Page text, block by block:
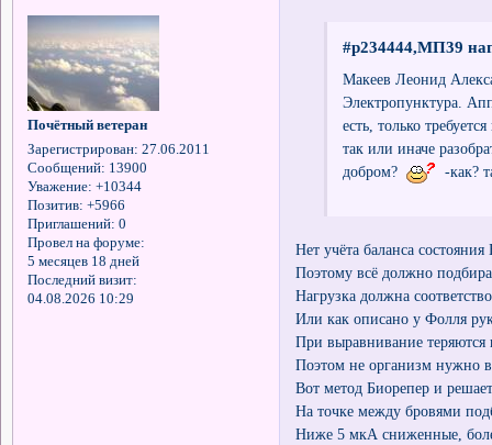
Почётный ветеран
Зарегистрирован: 27.06.2011
Сообщений: 13900
Уважение: +10344
Позитив: +5966
Приглашений: 0
Провел на форуме:
5 месяцев 18 дней
Последний визит:
04.08.2026 10:29
#p234444,МП39
Макеев Леонид
Электропунктура.
есть, только
так или иначе
добром?
-как?
Нет учёта баланса
Поэтому всё должно
Нагрузка должна
Или как описано у Фолля
При выравнивание
Поэтом не организм нужно
Вот метод Биорепер и
На точке между бровями
Ниже 5 мкА сниженные,